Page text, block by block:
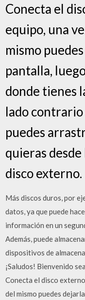
Conecta el
equipo, una
mismo
pantalla,
donde tienes
lado contrario
puedes
quieras
disco externo.
Más discos duros, por
datos, ya que puede
información en un
Además, puede
dispositivos de
¡Saludos! Bienvenido
Conecta el disco
del mismo puedes